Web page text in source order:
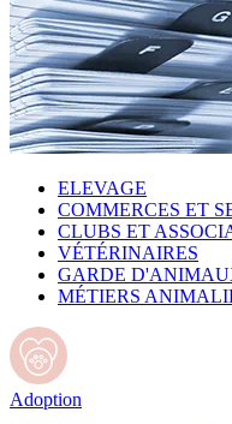
ELEVAGE
COMMERCES ET
CLUBS ET
VÉTÉRINAIRES
GARDE
MÉTIERS
Adoption